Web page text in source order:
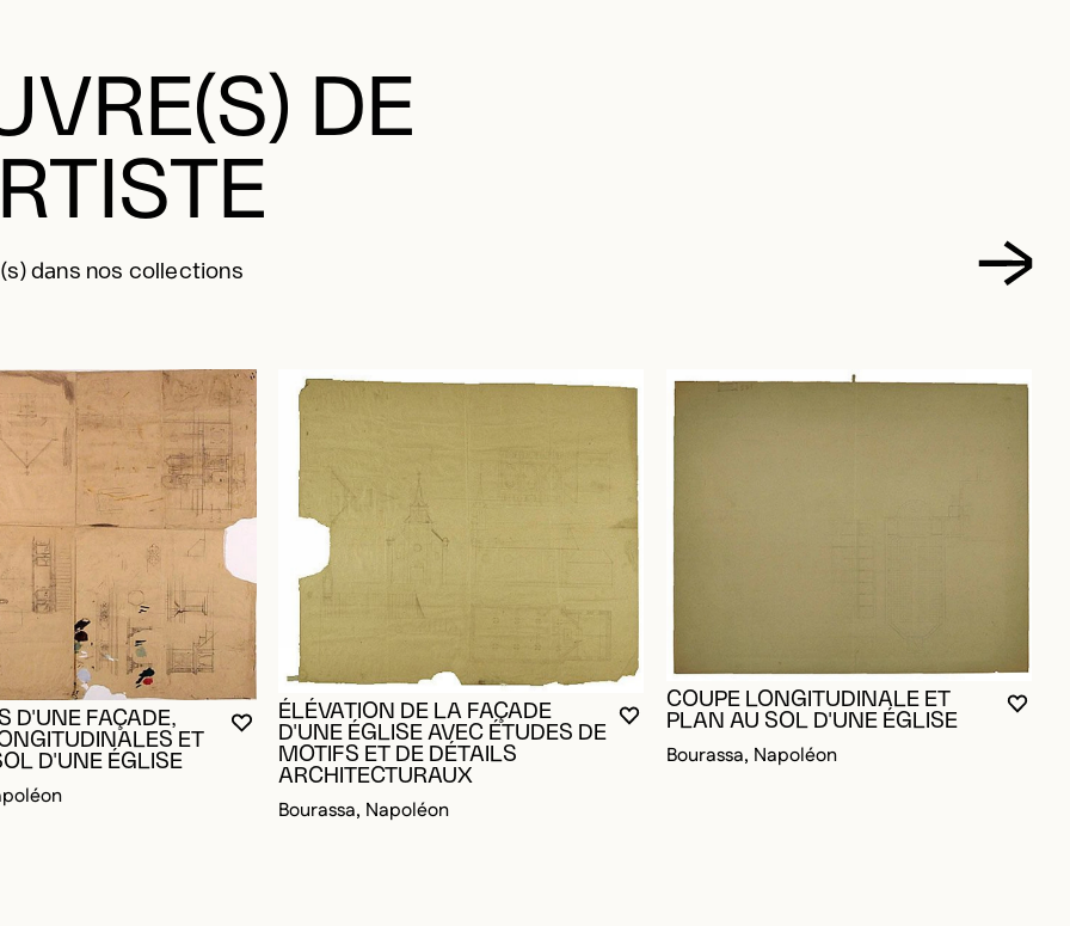
DE
dans nos collections
VOUS DEVEZ ÊTRE CONNECTÉ POUR AJOUTER AUX FAVORIS
FERMER LA MODALE
OUVRIR LA MODALE
D'UNE FAÇADE,
ET
D'UNE ÉGLISE
VOUS DEVEZ ÊTRE CONNECTÉ POUR AJOUTER
FERMER LA MODALE
OUVRIR LA MODALE
ÉLÉVATION DE LA FAÇADE
D'UNE ÉGLISE AVEC ÉTUDES DE
MOTIFS ET DE DÉTAILS
ARCHITECTURAUX
Bourassa, Napoléon
COUPE LONGITUDINALE ET
PLAN AU SOL D'UNE ÉGLISE
Bourassa, Napoléon